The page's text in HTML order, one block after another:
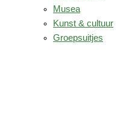
Musea
Kunst & cultuur
Groepsuitjes